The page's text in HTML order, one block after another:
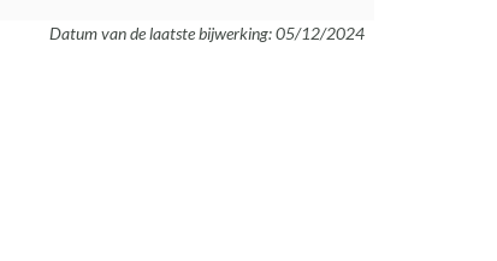
Datum van de laatste bijwerking: 05/12/2024